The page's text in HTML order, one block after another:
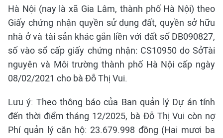
Hà Nội (nay là xã Gia Lâm, thành phố Hà Nội) theo
Giấy chứng nhận quyền sử dụng đất, quyền sở hữu
nhà ở và tài sản khác gắn liền với đất số DB090827,
số vào sổ cấp giấy chứng nhận: CS10950 do SởTài
nguyên và Môi trường thành phố Hà Nội cấp ngày
08/02/2021 cho bà Đỗ Thị Vui.
Lưu ý: Theo thông báo của Ban quản lý Dự án tính
đến thời điểm tháng 12/2025, bà Đỗ Thị Vui còn nợ
Phí quản lý căn hộ: 23.679.998 đồng (Hai mươi ba